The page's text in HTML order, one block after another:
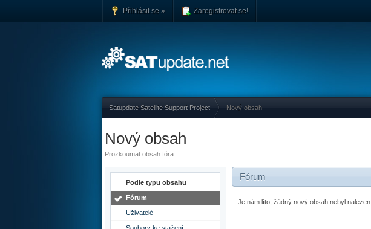
Přihlásit se » Zaregistrovat se!
Satupdate Satellite Support Project Nový obsah
Nový obsah
Prozkoumat obsah fóra
Podle typu obsahu
Fórum
Uživatelé
Fórum
Je nám líto, žádný nový obsah nebyl nalezen.